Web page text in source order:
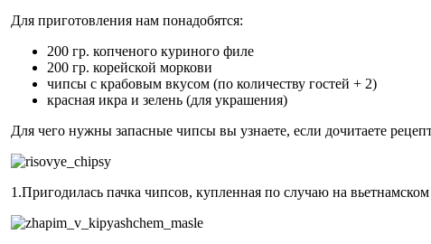
Для приготовления нам понадобятся:
200 гр. копченого куриного филе
200 гр. корейской моркови
чипсы с крабовым вкусом (по количеству гостей + 2)
красная икра и зелень (для украшения)
Для чего нужны запасные чипсы вы узнаете, если дочитаете
1.Пригодилась пачка чипсов, купленная по случаю на